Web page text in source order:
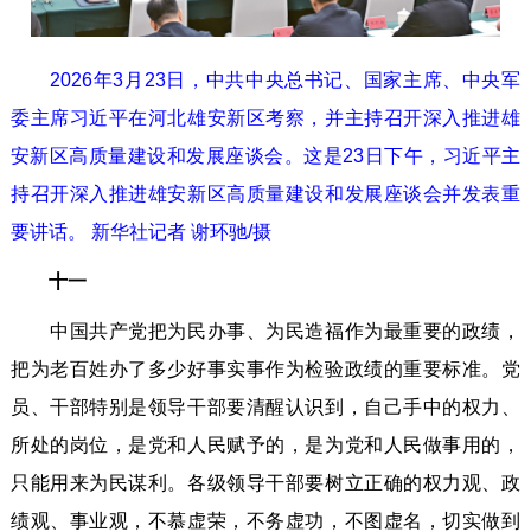
2026年3月23日，中共中央总书记、国家主席、中央军
委主席习近平在河北雄安新区考察，并主持召开深入推进雄
安新区高质量建设和发展座谈会。这是23日下午，习近平主
持召开深入推进雄安新区高质量建设和发展座谈会并发表重
要讲话。 新华社记者 谢环驰/摄
十一
中国共产党把为民办事、为民造福作为最重要的政绩，
把为老百姓办了多少好事实事作为检验政绩的重要标准。党
员、干部特别是领导干部要清醒认识到，自己手中的权力、
所处的岗位，是党和人民赋予的，是为党和人民做事用的，
只能用来为民谋利。各级领导干部要树立正确的权力观、政
绩观、事业观，不慕虚荣，不务虚功，不图虚名，切实做到